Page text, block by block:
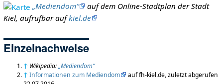
„Mediendom“
auf dem Online-Stadtplan der Stadt
Kiel, aufrufbar aufkiel.de
Einzelnachweise
↑ Wikipedia:„Mediendom“
↑ Informationen zum Mediendom
auf fh-kiel.de, zuletzt abgerufen